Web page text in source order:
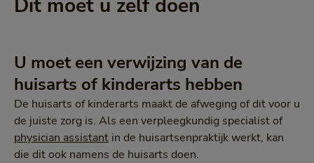
Dit moet u zelf doen
U moet een verwijzing van de
huisarts of kinderarts hebben
De huisarts of kinderarts maakt de afweging of dit voor u
de juiste zorg is. Als een verpleegkundig specialist of
physician assistant in de huisartsenpraktijk werkt, kan
die dit ook namens de huisarts doen.